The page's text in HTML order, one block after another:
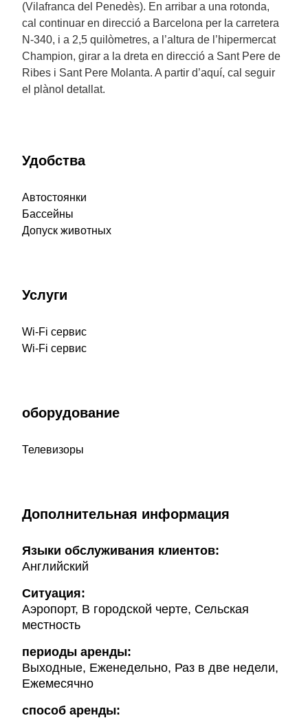
(Vilafranca del Penedès). En arribar a una rotonda,
cal continuar en direcció a Barcelona per la carretera
N-340, i a 2,5 quilòmetres, a l’altura de l’hipermercat
Champion, girar a la dreta en direcció a Sant Pere de
Ribes i Sant Pere Molanta. A partir d’aquí, cal seguir
el plànol detallat.
Удобства
Автостоянки
Бассейны
Допуск животных
Услуги
Wi-Fi сервис
Wi-Fi сервис
оборудование
Телевизоры
Дополнительная информация
Языки обслуживания клиентов:
Английский
Ситуация:
Аэропорт, В городской черте, Сельская
местность
периоды аренды:
Выходные, Еженедельно, Раз в две недели,
Ежемесячно
способ аренды: